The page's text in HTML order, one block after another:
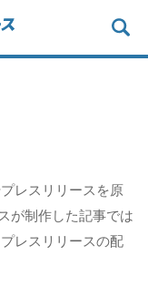
レスリリースを原
が制作した記事では
レスリリースの配